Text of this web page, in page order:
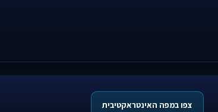
צפו במפה האינטראקטיבית